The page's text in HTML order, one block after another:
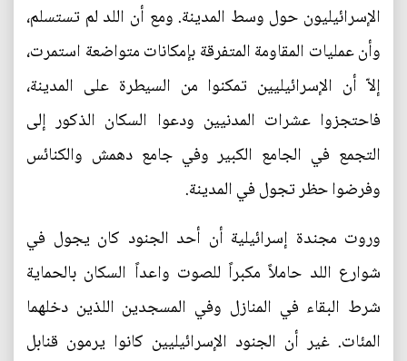
الإسرائيليون حول وسط المدينة. ومع أن اللد لم تستسلم،
وأن عمليات المقاومة المتفرقة بإمكانات متواضعة استمرت،
إلاّ أن الإسرائيليين تمكنوا من السيطرة على المدينة،
فاحتجزوا عشرات المدنيين ودعوا السكان الذكور إلى
التجمع في الجامع الكبير وفي جامع دهمش والكنائس
وفرضوا حظر تجول في المدينة.
وروت مجندة إسرائيلية أن أحد الجنود كان يجول في
شوارع اللد حاملاً مكبراً للصوت واعداً السكان بالحماية
شرط البقاء في المنازل وفي المسجدين اللذين دخلهما
المئات. غير أن الجنود الإسرائيليين كانوا يرمون قنابل